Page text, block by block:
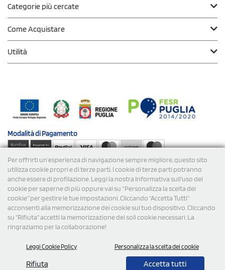
Per offrirti un'esperienza di navigazione sempre migliore, questo sito
utilizza cookie propri e di terze parti. I cookie di terze parti potranno
anche essere di profilazione. Leggi la nostra Informativa sull’uso dei
cookie per saperne di più oppure vai su “Personalizza la scelta dei
cookie” per gestire le tue impostazioni. Cliccando "Accetta Tutti"
acconsenti alla memorizzazione dei cookie sul tuo dispositivo. Cliccando
su "Rifiuta" accetti la memorizzazione dei soli cookie necessari. La
ringraziamo per la collaborazione!
Leggi Cookie Policy Personalizza la scelta dei cookie
Rifiuta Accetta tutti
Categorie più cercate
Come Acquistare
Utilità
Modalità diPagamento
Spedizioni
P.Iva/C.F. 09734470967 - N° Rea MI-2110632